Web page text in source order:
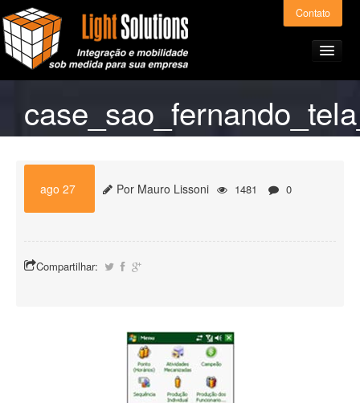
Contato
Home
Produtos e Serviços
ago 27 Por Mauro Lissoni 1481 0
Compartilhar: